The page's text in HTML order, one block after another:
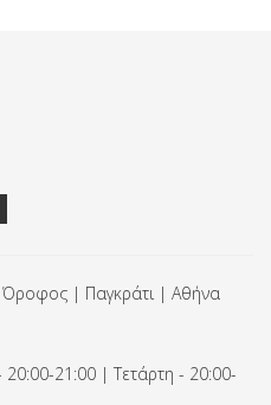
Όροφος | Παγκράτι | Αθήνα
20:00-21:00 | Τετάρτη - 20:00-